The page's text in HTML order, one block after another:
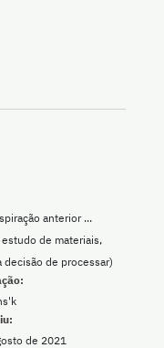
anterior ...
de materiais,
decisão de processar)
de 2021